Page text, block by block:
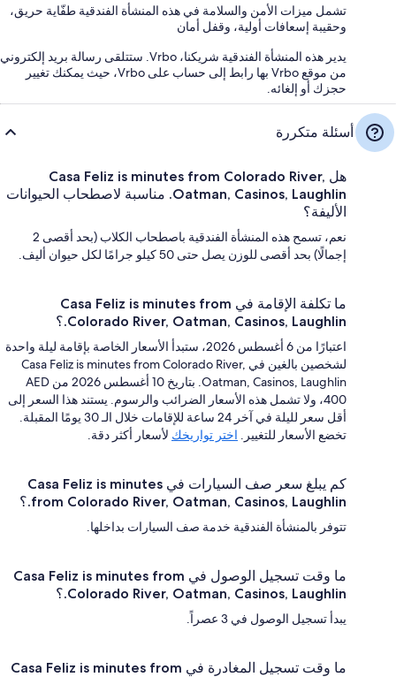
تشمل ميزات الأمن والسلامة في هذه المنشأة الفندقية طفّاية حريق،
وحقيبة إسعافات أولية، وقفل أمان
يدير هذه المنشأة الفندقية شريكنا، Vrbo. ستتلقى رسالة بريد إلكتروني
من موقع Vrbo بها رابط إلى حساب على Vrbo، حيث يمكنك تغيير
حجزك أو إلغائه.
أسئلة متكررة
هل Casa Feliz is minutes from Colorado River,
Oatman, Casinos, Laughlin. مناسبة لاصطحاب الحيوانات
الأليفة؟
نعم، تسمح هذه المنشأة الفندقية باصطحاب الكلاب (بحد أقصى 2
إجمالًا) بحد أقصى للوزن يصل حتى 50 كيلو جرامًا لكل حيوان أليف.
ما تكلفة الإقامة في Casa Feliz is minutes from
Colorado River, Oatman, Casinos, Laughlin.؟
اعتبارًا من 6 أغسطس 2026، ستبدأ الأسعار الخاصة بإقامة ليلة واحدة
لشخصين بالغين في Casa Feliz is minutes from Colorado River,
Oatman, Casinos, Laughlin. بتاريخ 10 أغسطس 2026 من AED
400، ولا تشمل هذه الأسعار الضرائب والرسوم. يستند هذا السعر إلى
أقل سعر لليلة في آخر 24 ساعة للإقامات خلال الـ 30 يومًا المقبلة.
تخضع الأسعار للتغيير. اختر تواريخك لأسعار أكثر دقة.
كم يبلغ سعر صف السيارات في Casa Feliz is minutes
from Colorado River, Oatman, Casinos, Laughlin.؟
تتوفر بالمنشأة الفندقية خدمة صف السيارات بداخلها.
ما وقت تسجيل الوصول في Casa Feliz is minutes from
Colorado River, Oatman, Casinos, Laughlin.؟
يبدأ تسجيل الوصول في 3 عصراً.
ما وقت تسجيل المغادرة في Casa Feliz is minutes from